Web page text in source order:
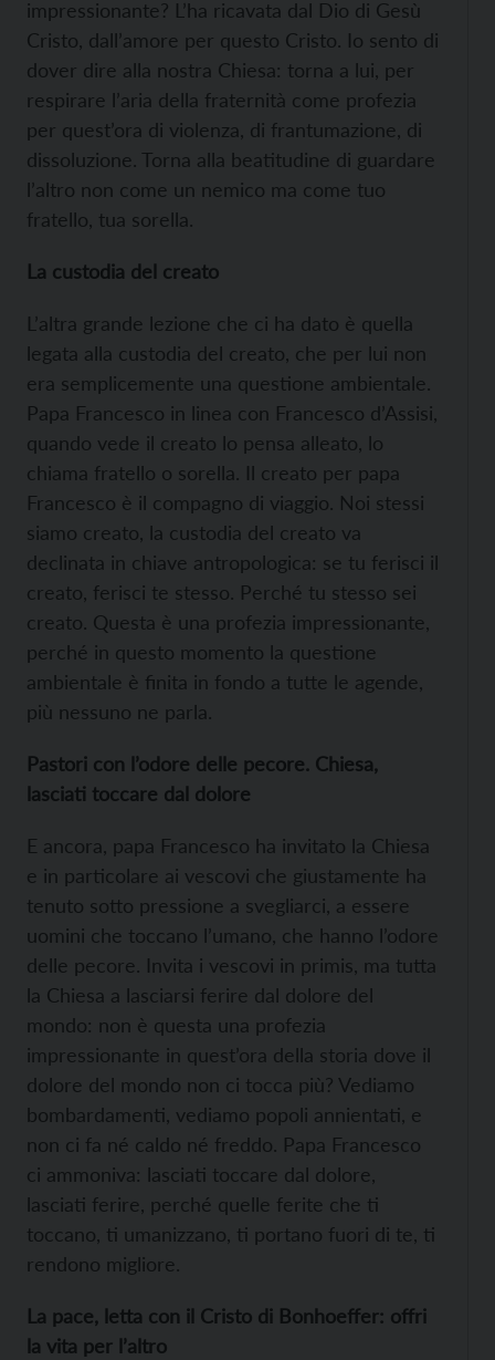
impressionante? L’ha ricavata dal Dio di Gesù
Cristo, dall’amore per questo Cristo. Io sento di
dover dire alla nostra Chiesa: torna a lui, per
respirare l’aria della fraternità come profezia
per quest’ora di violenza, di frantumazione, di
dissoluzione. Torna alla beatitudine di guardare
l’altro non come un nemico ma come tuo
fratello, tua sorella.
La custodia del creato
L’altra grande lezione che ci ha dato è quella
legata alla custodia del creato, che per lui non
era semplicemente una questione ambientale.
Papa Francesco in linea con Francesco d’Assisi,
quando vede il creato lo pensa alleato, lo
chiama fratello o sorella. Il creato per papa
Francesco è il compagno di viaggio. Noi stessi
siamo creato, la custodia del creato va
declinata in chiave antropologica: se tu ferisci il
creato, ferisci te stesso. Perché tu stesso sei
creato. Questa è una profezia impressionante,
perché in questo momento la questione
ambientale è finita in fondo a tutte le agende,
più nessuno ne parla.
Pastori con l’odore delle pecore. Chiesa,
lasciati toccare dal dolore
E ancora, papa Francesco ha invitato la Chiesa
e in particolare ai vescovi che giustamente ha
tenuto sotto pressione a svegliarci, a essere
uomini che toccano l’umano, che hanno l’odore
delle pecore. Invita i vescovi in primis, ma tutta
la Chiesa a lasciarsi ferire dal dolore del
mondo: non è questa una profezia
impressionante in quest’ora della storia dove il
dolore del mondo non ci tocca più? Vediamo
bombardamenti, vediamo popoli annientati, e
non ci fa né caldo né freddo. Papa Francesco
ci ammoniva: lasciati toccare dal dolore,
lasciati ferire, perché quelle ferite che ti
toccano, ti umanizzano, ti portano fuori di te, ti
rendono migliore.
La pace, letta con il Cristo di Bonhoeffer: offri
la vita per l’altro